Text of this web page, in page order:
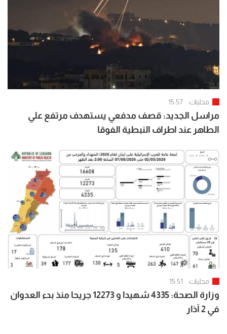
محليات 15:57
مراسل الجديد: قصف مدفعي يستهدف مرتفع علي
الطاهر عند اطراف النبطية الفوقا
محليات 15:51
وزارة الصحة: 4335 شهيدا و 12273 جريحا منذ بدء العدوان
في 2 آذار